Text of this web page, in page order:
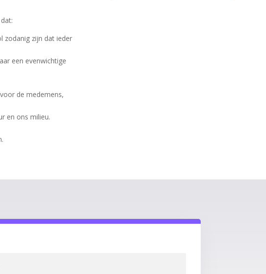
zodanig zijn dat ieder
een evenwichtige
de medemens,
en ons milieu.